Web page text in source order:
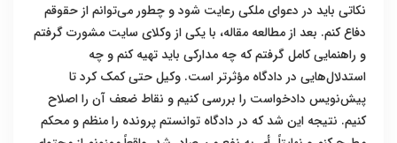
نکاتی باید در دعوای ملکی رعایت شود و چطور می‌توانم از حقوقم
دفاع کنم. بعد از مطالعه مقاله، با یکی از وکلای سایت مشورت گرفتم
و راهنمایی کامل گرفتم که چه مدارکی باید تهیه کنم و چه
استدلال‌هایی در دادگاه مؤثرتر است. وکیل حتی کمک کرد تا
پیش‌نویس دادخواست را بررسی کنیم و نقاط ضعف آن را اصلاح
کنیم. نتیجه این شد که در دادگاه توانستم پرونده را منظم و محکم